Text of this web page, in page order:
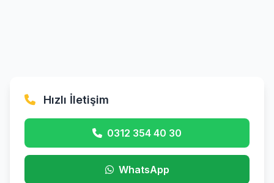
Hızlı İletişim
0312 354 40 30
WhatsApp